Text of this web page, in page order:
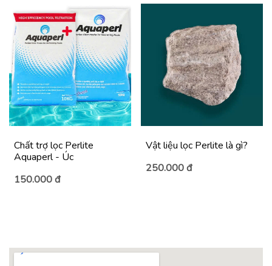
Chất trợ lọc Perlite
Aquaperl - Úc
150.000 đ
Vật liệu lọc Perlite là gì?
250.000 đ